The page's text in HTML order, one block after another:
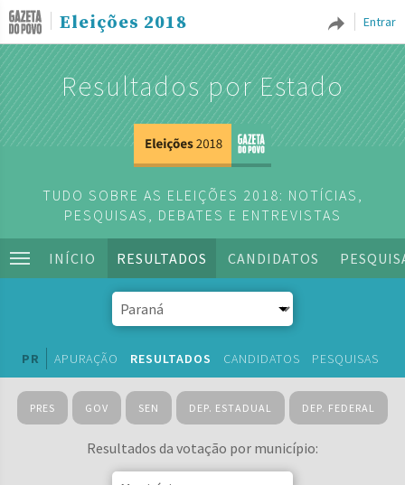
Entrar
Eleições 2018
Resultados por Estado
TUDO SOBRE AS ELEIÇÕES 2018: NOTÍCIAS,
PESQUISAS, DEBATES E ENTREVISTAS
INÍCIO RESULTADOS CANDIDATOS
PR APURAÇÃO RESULTADOS CANDIDATOS PESQUISAS
PRES GOV SEN DEP. ESTADUAL DEP. FEDERAL
Resultados da votação por município: